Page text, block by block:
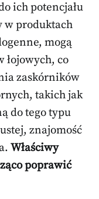
ich potencjału
w produktach
mogą
łojowych, co
zaskórników
takich jak
do tego typu
znajomość
Właściwy
poprawić